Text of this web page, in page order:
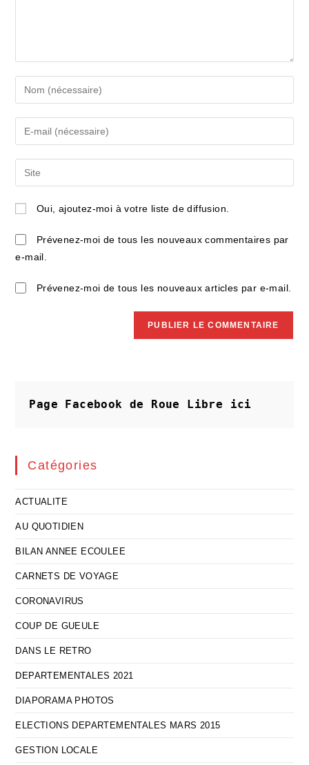
your
name
comment
your
email
address
comment
l’URL
de
site
(facultatif)
Oui, ajoutez-moi à votre liste de diffusion.
Prévenez-moi de tous les nouveaux commentaires par
e-mail.
Prévenez-moi de tous les nouveaux articles par e-mail.
Page Facebook de Roue Libre ici
Catégories
ACTUALITE
AU QUOTIDIEN
BILAN ANNEE ECOULEE
CARNETS DE VOYAGE
CORONAVIRUS
COUP DE GUEULE
DANS LE RETRO
DEPARTEMENTALES 2021
DIAPORAMA PHOTOS
ELECTIONS DEPARTEMENTALES MARS 2015
GESTION LOCALE